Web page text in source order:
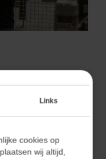
elke markt unieke
Links
cookies op
wij altijd,